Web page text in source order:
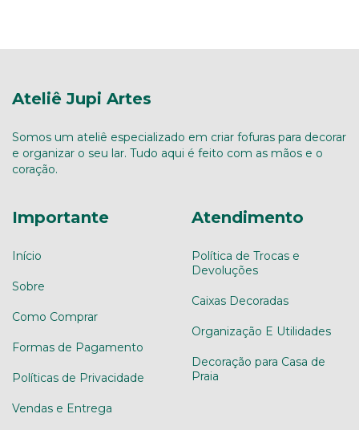
Ateliê Jupi Artes
Somos um ateliê especializado em criar fofuras para decorar
e organizar o seu lar. Tudo aqui é feito com as mãos e o
coração.
Importante
Início
Sobre
Como Comprar
Formas de Pagamento
Políticas de Privacidade
Vendas e Entrega
Atendimento
Política de Trocas e
Devoluções
Caixas Decoradas
Organização E Utilidades
Decoração para Casa de
Praia